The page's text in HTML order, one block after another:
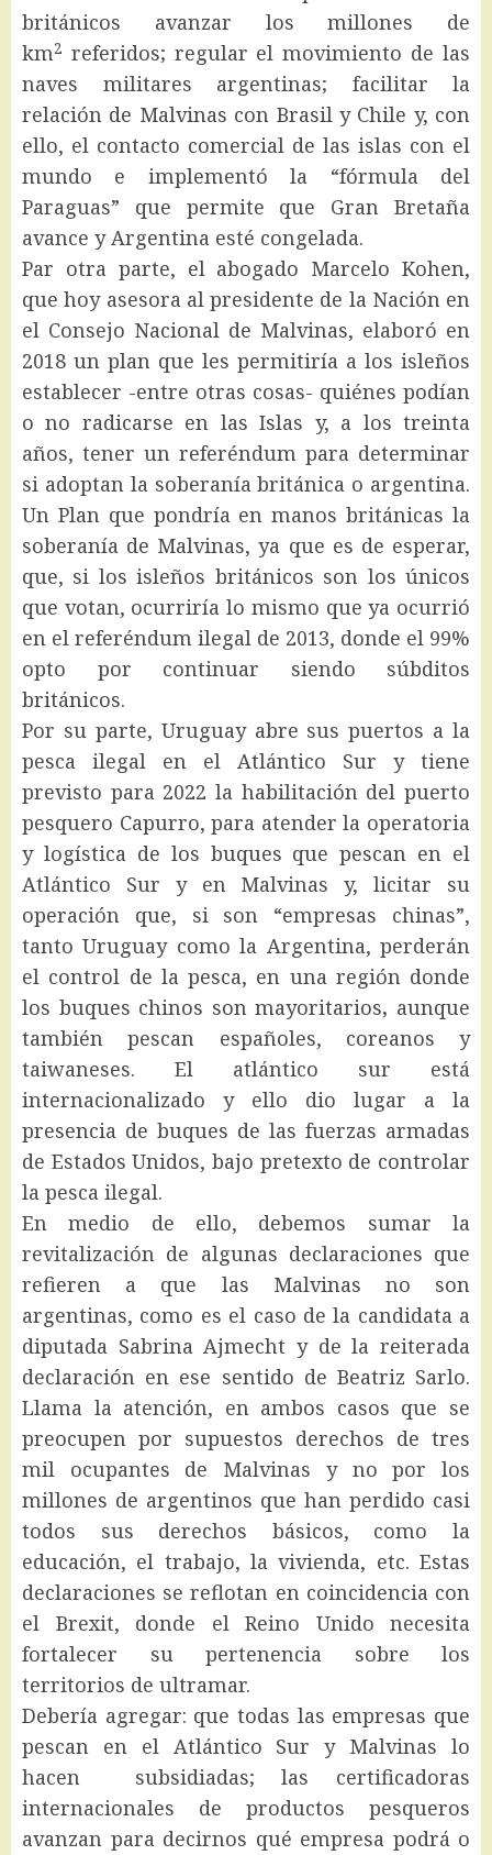
británicos avanzar los millones de
km2 referidos; regular el movimiento de las
naves militares argentinas; facilitar la
relación de Malvinas con Brasil y Chile y, con
ello, el contacto comercial de las islas con el
mundo e implementó la “fórmula del
Paraguas” que permite que Gran Bretaña
avance y Argentina esté congelada.
Par otra parte, el abogado Marcelo Kohen,
que hoy asesora al presidente de la Nación en
el Consejo Nacional de Malvinas, elaboró en
2018 un plan que les permitiría a los isleños
establecer -entre otras cosas- quiénes podían
o no radicarse en las Islas y, a los treinta
años, tener un referéndum para determinar
si adoptan la soberanía británica o argentina.
Un Plan que pondría en manos británicas la
soberanía de Malvinas, ya que es de esperar,
que, si los isleños británicos son los únicos
que votan, ocurriría lo mismo que ya ocurrió
en el referéndum ilegal de 2013, donde el 99%
opto por continuar siendo súbditos
británicos.
Por su parte, Uruguay abre sus puertos a la
pesca ilegal en el Atlántico Sur y tiene
previsto para 2022 la habilitación del puerto
pesquero Capurro, para atender la operatoria
y logística de los buques que pescan en el
Atlántico Sur y en Malvinas y, licitar su
operación que, si son “empresas chinas”,
tanto Uruguay como la Argentina, perderán
el control de la pesca, en una región donde
los buques chinos son mayoritarios, aunque
también pescan españoles, coreanos y
taiwaneses. El atlántico sur está
internacionalizado y ello dio lugar a la
presencia de buques de las fuerzas armadas
de Estados Unidos, bajo pretexto de controlar
la pesca ilegal.
En medio de ello, debemos sumar la
revitalización de algunas declaraciones que
refieren a que las Malvinas no son
argentinas, como es el caso de la candidata a
diputada Sabrina Ajmecht y de la reiterada
declaración en ese sentido de Beatriz Sarlo.
Llama la atención, en ambos casos que se
preocupen por supuestos derechos de tres
mil ocupantes de Malvinas y no por los
millones de argentinos que han perdido casi
todos sus derechos básicos, como la
educación, el trabajo, la vivienda, etc. Estas
declaraciones se reflotan en coincidencia con
el Brexit, donde el Reino Unido necesita
fortalecer su pertenencia sobre los
territorios de ultramar.
Debería agregar: que todas las empresas que
pescan en el Atlántico Sur y Malvinas lo
hacen subsidiadas; las certificadoras
internacionales de productos pesqueros
avanzan para decirnos qué empresa podrá o